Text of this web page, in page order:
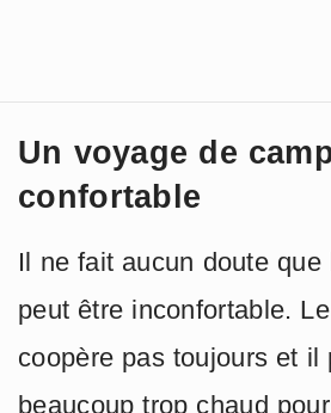
Un voyage de
confortable
Il ne fait aucun doute que
peut être inconfortable.
coopère pas toujours et il
beaucoup trop chaud